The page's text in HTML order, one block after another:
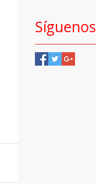
Síguenos